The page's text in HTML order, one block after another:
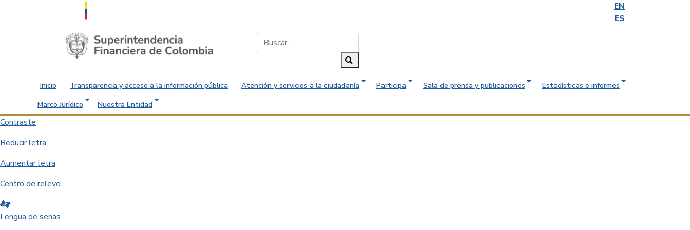
EN
ES
Saltar al contenido principal
Inicio Transparencia y acceso a la información pública Atención y servicios a la ciudadanía Participa Sala de prensa y publicaciones
Estadísticas e informes
Marco Jurídico
Nuestra Entidad
Contraste
Reducir letra
Aumentar letra
Centro de relevo
Lengua de señas